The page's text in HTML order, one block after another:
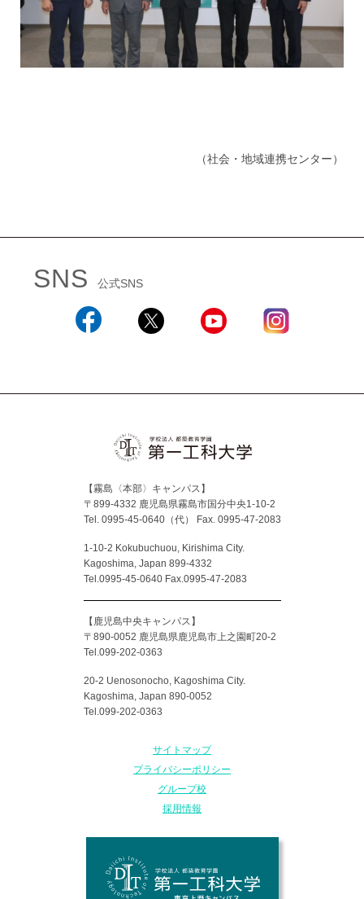
（社会・地域連携センター）
SNS 公式SNS
【霧島〈本部〉キャンパス】
〒899-4332 鹿児島県霧島市国分中央1-10-2
Tel. 0995-45-0640（代）
Fax. 0995-47-2083
1-10-2 Kokubuchuou, Kirishima City.
Kagoshima, Japan 899-4332
Tel.0995-45-0640 Fax.0995-47-2083
【鹿児島中央キャンパス】
〒890-0052 鹿児島県鹿児島市上之園町20-2
Tel.099-202-0363
20-2 Uenosonocho, Kagoshima City.
Kagoshima, Japan 890-0052
Tel.099-202-0363
サイトマップ
プライバシーポリシー
グループ校
採用情報